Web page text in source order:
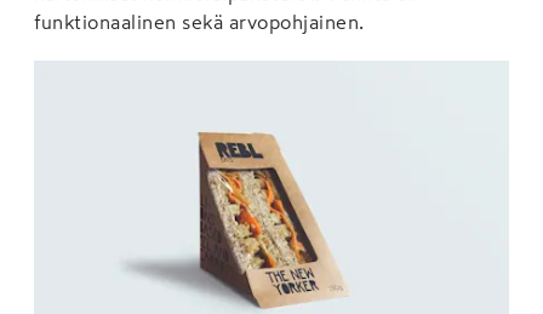
funktionaalinen sekä arvopohjainen.